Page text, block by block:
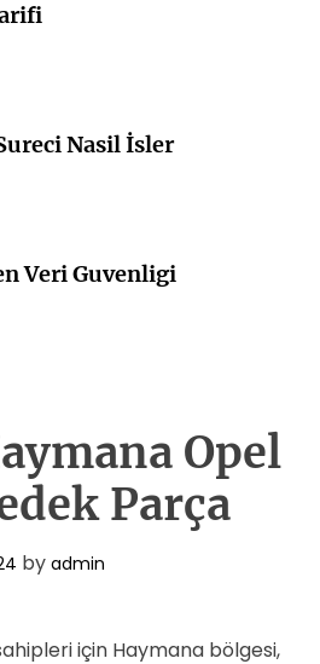
Nasil İsler
Veri Guvenligi
Opel
Parça
by admin
için Haymana bölgesi,